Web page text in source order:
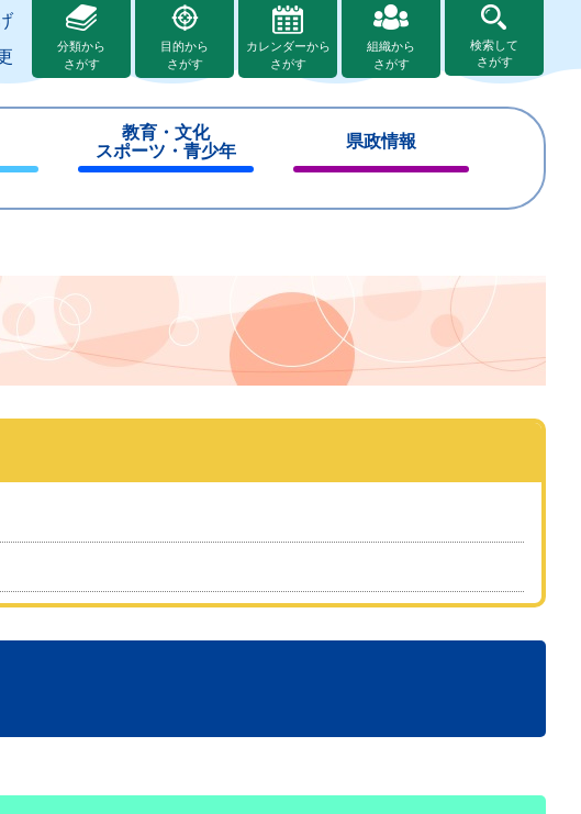
分類から
さがす
目的から
さがす
カレンダーから
さがす
組織から
さがす
検索して
さがす
教育・文化
スポーツ・青少年
じ
県政情報
じ